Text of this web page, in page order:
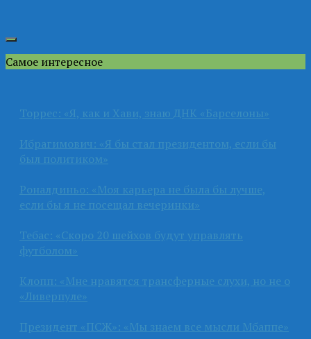
Самое интересное
Торрес: «Я, как и Хави, знаю ДНК «Барселоны»
Ибрагимович: «Я бы стал президентом, если бы
был политиком»
Роналдиньо: «Моя карьера не была бы лучше,
если бы я не посещал вечеринки»
Тебас: «Скоро 20 шейхов будут управлять
футболом»
Клопп: «Мне нравятся трансферные слухи, но не о
«Ливерпуле»
Президент «ПСЖ»: «Мы знаем все мысли Мбаппе»